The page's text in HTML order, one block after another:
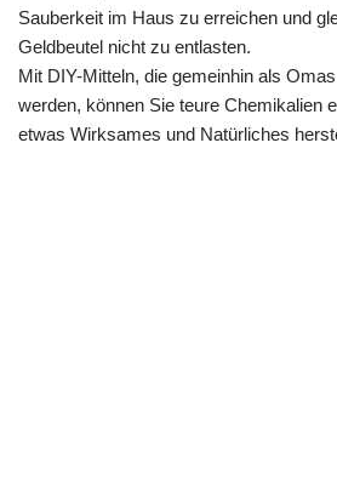
Sauberkeit im Haus zu erreichen und
Geldbeutel nicht zu entlasten.
Mit DIY-Mitteln, die gemeinhin als
werden, können Sie teure Chemikalien
etwas Wirksames und Natürliches